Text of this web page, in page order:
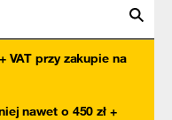
VAT przy zakupie na
nawet o 450 zł +